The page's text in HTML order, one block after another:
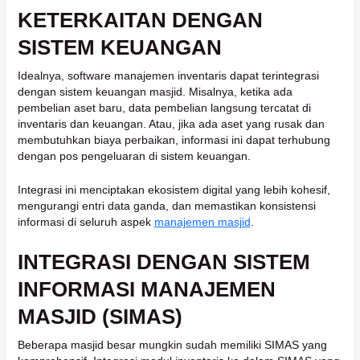
KETERKAITAN DENGAN
SISTEM KEUANGAN
Idealnya, software manajemen inventaris dapat terintegrasi
dengan sistem keuangan masjid. Misalnya, ketika ada
pembelian aset baru, data pembelian langsung tercatat di
inventaris dan keuangan. Atau, jika ada aset yang rusak dan
membutuhkan biaya perbaikan, informasi ini dapat terhubung
dengan pos pengeluaran di sistem keuangan.
Integrasi ini menciptakan ekosistem digital yang lebih kohesif,
mengurangi entri data ganda, dan memastikan konsistensi
informasi di seluruh aspek manajemen masjid
INTEGRASI DENGAN SISTEM
INFORMASI MANAJEMEN
MASJID (SIMAS)
Beberapa masjid besar mungkin sudah memiliki SIMAS yang